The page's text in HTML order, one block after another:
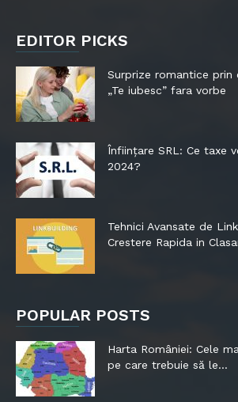
EDITOR PICKS
Surprize romantice prin
„Te iubesc” fara vorbe
Înființare SRL: Ce taxe
2024?
Tehnici Avansate de
Crestere Rapida in
POPULAR POSTS
Harta României: Cele
pe care trebuie să le...